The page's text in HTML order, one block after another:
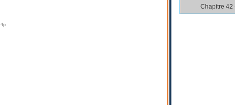
Chapitre 42